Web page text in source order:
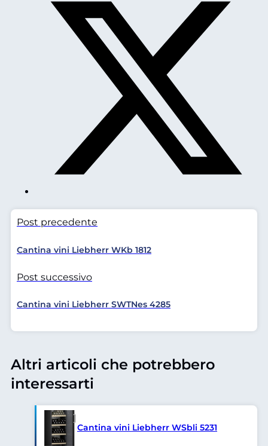
Post precedente
Cantina vini Liebherr WKb 1812
Post successivo
Cantina vini Liebherr SWTNes 4285
Altri articoli che potrebbero
interessarti
Cantina vini Liebherr WSbli 5231